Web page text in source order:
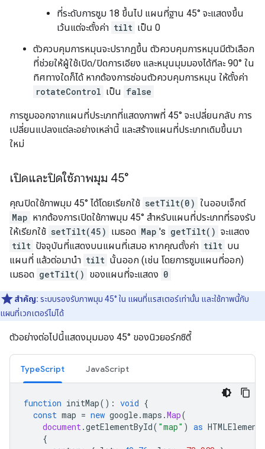
ที่ระดับการซูม 18 ขึ้นไป แผนที่ฐาน 45° จะแสดงขึ้น
เว้นแต่จะตั้งค่า tilt เป็น 0
ตัวควบคุมการหมุนจะปรากฏขึ้น ตัวควบคุมการหมุนมีตัวเลือก
ที่ช่วยให้ผู้ใช้เปิด/ปิดการเอียง และหมุนมุมมองได้ทีละ 90° ใน
ทิศทางใดก็ได้ หากต้องการซ่อนตัวควบคุมการหมุน ให้ตั้งค่า
rotateControl เป็น false
การซูมออกจากแผนที่ประเภทที่แสดงภาพที่ 45° จะเปลี่ยนกลับ การ
เปลี่ยนแปลงแต่ละอย่างเหล่านี้ และสร้างแผนที่ประเภทเดิมขึ้นมา
ใหม่
เปิดและปิดใช้ภาพมุม 45°
คุณปิดใช้ภาพมุม 45° ได้โดยเรียกใช้ setTilt(0) ในออบเจ็กต์
Map หากต้องการเปิดใช้ภาพมุม 45° สำหรับแผนที่ประเภทที่รองรับ
ให้เรียกใช้ setTilt(45) เมธอด Map 's getTilt() จะแสดง
tilt ปัจจุบันที่แสดงบนแผนที่เสมอ หากคุณตั้งค่า tilt บน
แผนที่ แล้วต่อมานำ tilt นั้นออก (เช่น โดยการซูมแผนที่ออก)
เมธอด getTilt() ของแผนที่จะแสดง 0
สำคัญ: ระบบรองรับภาพมุม 45° ใน แผนที่แรสเตอร์เท่านั้น และใช้ภาพนี้กับ
แผนที่เวกเตอร์ไม่ได้
ตัวอย่างต่อไปนี้แสดงมุมมอง 45° ของนิวยอร์กซิตี้
TypeScript JavaScript
function initMap() : void {
const map = new google.maps .Map(
document.getElementById( "map" ) as HTMLElement
{